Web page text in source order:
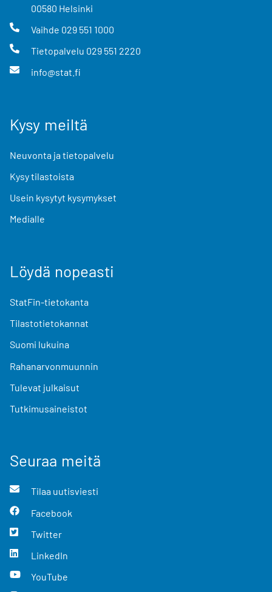
00580 Helsinki
Vaihde 029 551 1000
Tietopalvelu 029 551 2220
info@stat.fi
Kysy meiltä
Neuvonta ja tietopalvelu
Kysy tilastoista
Usein kysytyt kysymykset
Medialle
Löydä nopeasti
StatFin-tietokanta
Tilastotietokannat
Suomi lukuina
Rahanarvonmuunnin
Tulevat julkaisut
Tutkimusaineistot
Seuraa meitä
Tilaa uutisviesti
Facebook
Twitter
LinkedIn
YouTube